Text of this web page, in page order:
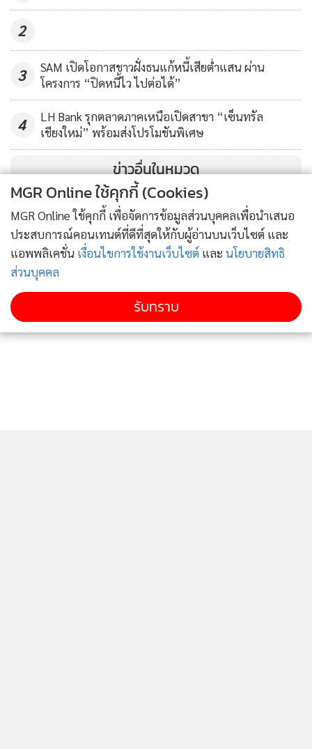
ด้านผู้จัดการกองทุน นาย นิโคลัส วิลค็อกซ์ จาก JP Morgan
Asset Management กล่าวว่า เป็นเรื่องที่น่าตื่นเต้นที่ผู้คนที่
เกี่ยวข้องระดมสมองเพื่อให้การแพร่ระบาดจบลง ไม่ว่าจะเป็น
เม็ดเงินจำนวนมหาศาลที่ไหลเข้ามาลงทุนด้านสาธารณสุข ความ
พยายามที่จะป้องกันการแพร่ระบาด การคิดค้นวัคซีน การ
เปลี่ยนแปลงด้านโครงสร้างห่วงโซ่อุปทาน (Supply chain) รวมถึง
การนำเทคโนโลยีเข้ามาใช้ในการดำรงชีวิตจากนโยบายเว้นระยะ
ห่างทางสังคม ด้านการแพทย์ที่มีการนำโทรเวชกรรม
(Telemedicine) หรือการนําเทคโนโลยีที่ช่วยให้ผู้ป่วยและ
2
3
SAM เปิดโอกาสชาวฝั่งธนแก้หนี้เสียต่ำแสน ผ่าน
โครงการ “ปิดหนี้ไว ไปต่อได้”
4
LH Bank รุกตลาดภาคเหนือเปิดสาขา “เซ็นทรัล
เชียงใหม่” พร้อมส่งโปรโมชันพิเศษ
ข่าวอื่นในหมวด
MGR Online ใช้คุกกี้ (Cookies)
MGR Online ใช้คุกกี้ เพื่อจัดการข้อมูลส่วนบุคคลเพื่อนำเสนอ
ประสบการณ์คอนเทนต์ที่ดีที่สุดให้กับผู้อ่านบนเว็บไซต์ และ
แอพพลิเคชั่น เงื่อนไขการใช้งานเว็บไซต์ และ นโยบายสิทธิ
ส่วนบุคคล
รับทราบ